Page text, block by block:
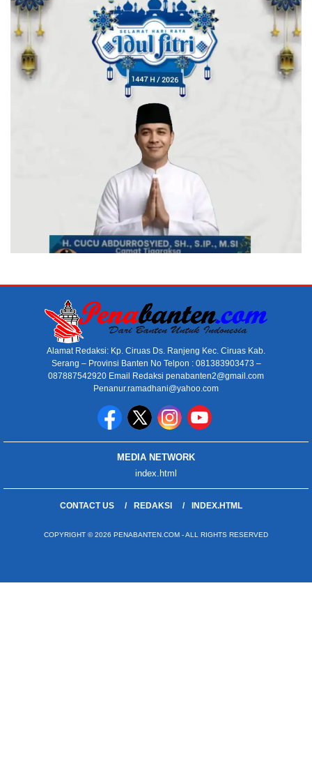
Alamat Redaksi: Kp. Ciruas Ds. Ranjeng Kec. Ciruas Kab.
Serang – Provinsi Banten No Telpon : 081383903473 –
087887542920 Email Redaksi penabanten2@gmail.com
Penanur.ramadhani@yahoo.com
MEDIA NETWORK
index.html
CONTACT US REDAKSI INDEX.HTML
COPYRIGHT © 2026 PENABANTEN.COM - ALL RIGHTS RESERVED